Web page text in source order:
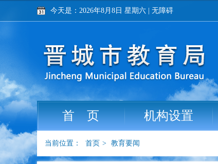
今天是：2026年8月8日 星期六 无障碍
首 页 机构设置
当前位置： 首页 > 教育要闻